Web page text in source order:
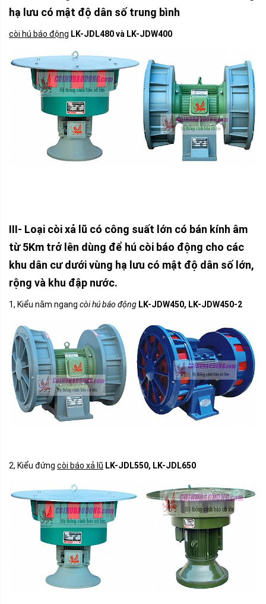
hạ lưu có mật độ dân số trung bình
còi hú báo động LK-JDL480 và LK-JDW400
III- Loại còi xả lũ có công suất lớn có bán kính âm
từ 5Km trở lên dùng để hú còi báo động cho các
khu dân cư dưới vùng hạ lưu có mật độ dân số lớn,
rộng và khu đập nước.
1, Kiểu nằm ngang còi hú báo động LK-JDW450, LK-JDW450-2
2, Kiểu đứng còi báo xả lũ LK-JDL550, LK-JDL650